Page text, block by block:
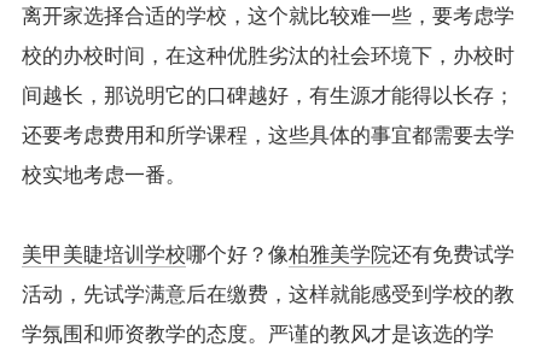
离开家选择合适的学校，这个就比较难一些，要考虑学
校的办校时间，在这种优胜劣汰的社会环境下，办校时
间越长，那说明它的口碑越好，有生源才能得以长存；
还要考虑费用和所学课程，这些具体的事宜都需要去学
校实地考虑一番。
美甲美睫培训学校哪个好？像柏雅美学院还有免费试学
活动，先试学满意后在缴费，这样就能感受到学校的教
学氛围和师资教学的态度。严谨的教风才是该选的学